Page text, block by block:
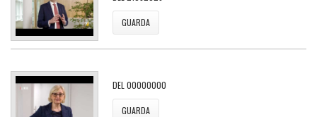
GUARDA
DEL 00000000
GUARDA